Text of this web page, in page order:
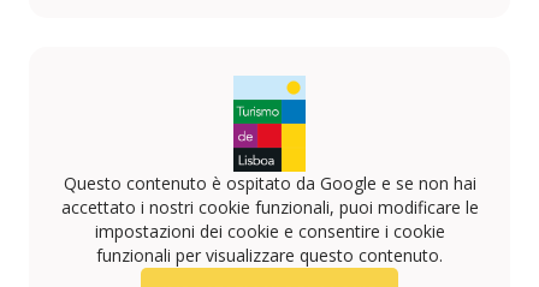
Questo contenuto è ospitato da Google e se non hai
accettato i nostri cookie funzionali, puoi modificare le
impostazioni dei cookie e consentire i cookie
funzionali per visualizzare questo contenuto.